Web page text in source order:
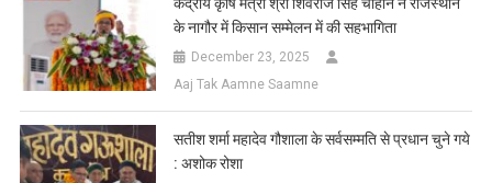
के नागौर में किसान सम्मेलन में की सहभागिता
December 23, 2025
Aaj Tak Aamne Saamne
सतीश शर्मा महादेव गौशाला के सर्वसम्मति से प्रधान चुने गये
: अशोक रोशा